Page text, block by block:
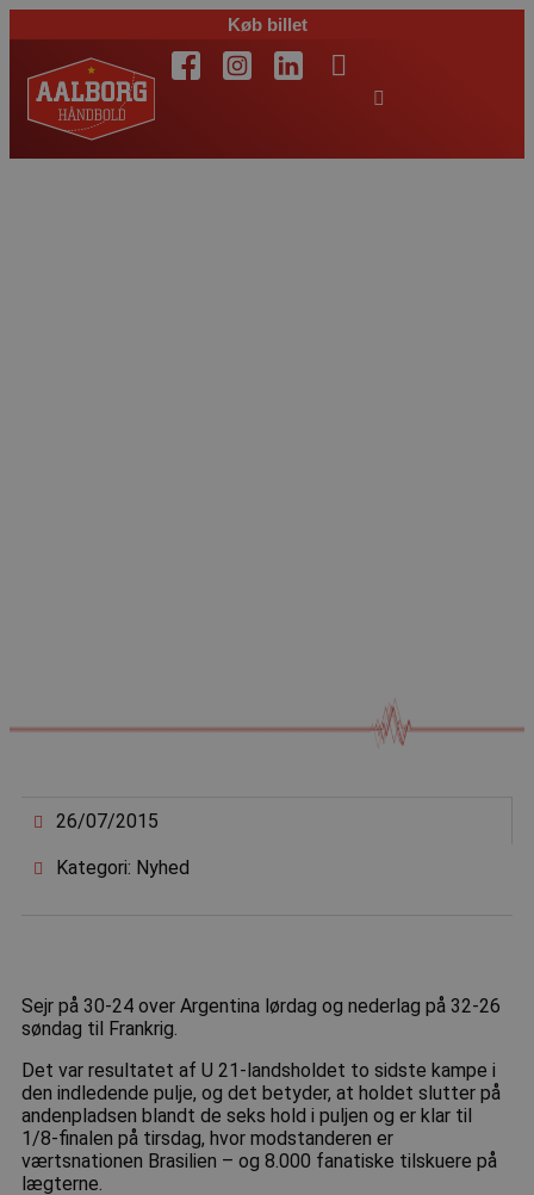
Køb billet
26/07/2015
Kategori: Nyhed
Sejr på 30-24 over Argentina lørdag og nederlag på 32-26
søndag til Frankrig.
Det var resultatet af U 21-landsholdet to sidste kampe i
den indledende pulje, og det betyder, at holdet slutter på
andenpladsen blandt de seks hold i puljen og er klar til
1/8-finalen på tirsdag, hvor modstanderen er
værtsnationen Brasilien – og 8.000 fanatiske tilskuere på
lægterne.